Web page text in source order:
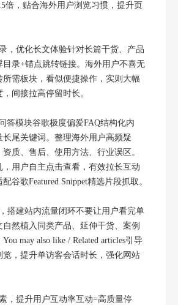
倍，贴合海外用户浏览习惯，提升页
，优化长文体验针对长篇干货、产品
目录+锚点跳转链接。海外用户不喜无
需板块，看似便捷操作，实则大幅
间接拉高停留时长。
答模块谷歌极度偏爱FAQ结构化内
尾关键词。整理海外用户高频疑
质、售后、使用方法、行业误区。
用户自主点击查看，有效拉长互动
谷歌Featured Snippet精选片段抓取。
搭建站内流量闭环不要让用户看完单
然植入同类产品、延伸干货、案例
may also like / Related articles引导
览，提升单访客会话时长，强化网站
，提升用户互动率互动=高质量停